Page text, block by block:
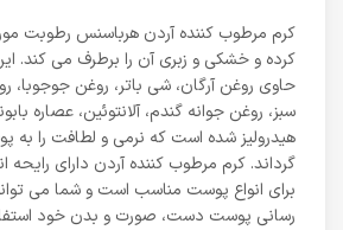
کرم مرطوب کننده آردن هرباسنس رطوبت
کرده و خشکی و زبری آن را برطرف می کند.
حاوی روغن آرگان، شی باتر، روغن جوجوبا،
سبز، روغن جوانه گندم، آلانتوئین، عصاره
هیدرولیز شده است که نرمی و لطافت را به
گرداند. کرم مرطوب کننده آردن دارای رایحه
برای انواع پوست مناسب است و شما می
رسانی پوست دست، صورت و بدن خود